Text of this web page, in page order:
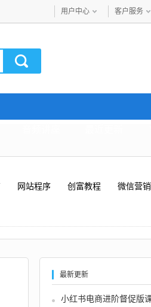
用户中心 客户服务
网站程序 创富教程 微信营销
最新更新